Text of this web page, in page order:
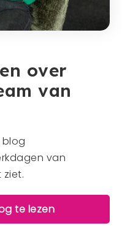
over
van
blog
van
te lezen